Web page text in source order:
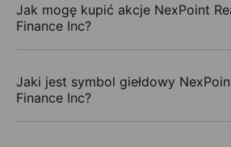
Jak mogę kupić akcje NexPoint
Finance Inc?
Jaki jest symbol giełdowy
Finance Inc?